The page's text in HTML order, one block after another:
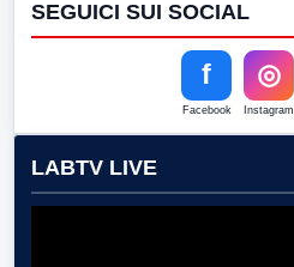
SEGUICI SUI SOCIAL
f
Facebook
◎
Instagram
LABTV LIVE